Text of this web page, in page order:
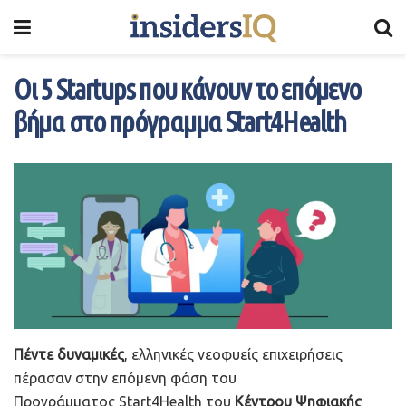
Οι 5 Startups που κάνουν το επόμενο
βήμα στο πρόγραμμα Start4Health
Πέντε δυναμικές, ελληνικές νεοφυείς επιχειρήσεις
πέρασαν στην επόμενη φάση του
Προγράμματος Start4Health του Κέντρου Ψηφιακής